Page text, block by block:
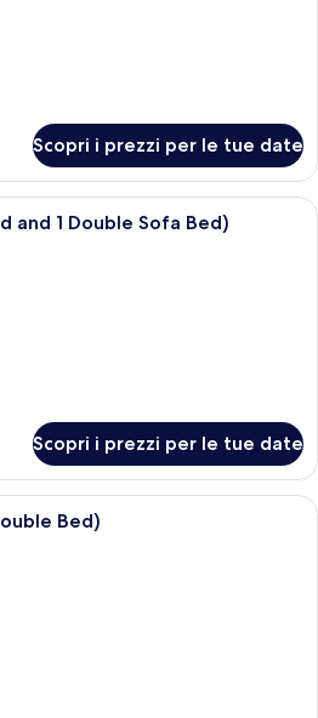
Scopri i prezzi per le tue date
Copriletto in piuma, una cassaforte
and 1 Double Sofa Bed)
Scopri i prezzi per le tue date
Copriletto in piuma, una cassaforte
Bed)